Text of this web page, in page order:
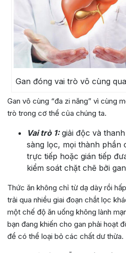
Gan đóng vai trò vô cùng
Gan vô cùng “đa zi năng” vì cùng
trò trong cơ thể của chúng ta.
Vai trò 1:giải độc và
sàng lọc, mọi thành phần
trực tiếp hoặc gián tiếp
kiểm soát chặt chẽ bởi
Thức ăn không chỉ từ dạ dày rồi
trải qua nhiều giai đoạn chắt lọc
một chế độ ăn uống không lành
bạn đang khiến cho gan phải hoạt
để có thể loại bỏ các chất dư thừa.